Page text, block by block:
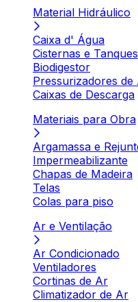
Material Hidráulico
Caixa d' Água
Cisternas e Tanques
Biodigestor
Pressurizadores de
Caixas de Descarga
Materiais para Obra
Argamassa e
Impermeabilizante
Chapas de Madeira
Telas
Colas para piso
Ar e Ventilação
Ar Condicionado
Ventiladores
Cortinas de Ar
Climatizador de Ar